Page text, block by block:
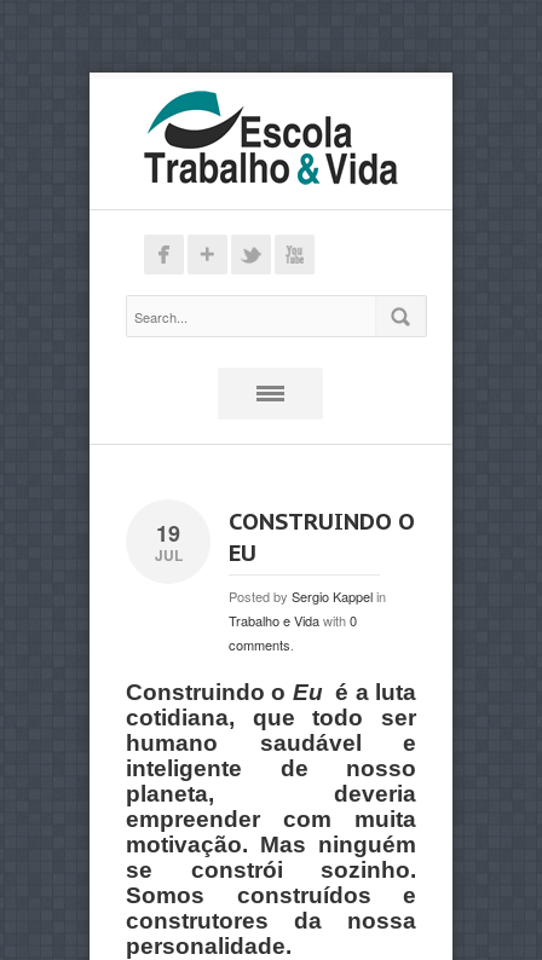
19
JUL
CONSTRUINDO O
EU
Posted by Sergio Kappelin
Trabalho e Vidawith0
comments
Construindo o Eué a luta
cotidiana, que todo ser
humano saudável e
inteligente de nosso
planeta, deveria
empreender com muita
motivação. Mas ninguém
se constrói sozinho.
Somos construídos e
construtores da nossa
personalidade.